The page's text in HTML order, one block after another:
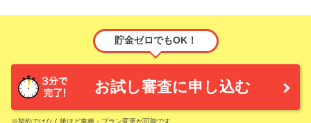
貯金ゼロでもOK！
お試し審査に申し込む
※契約ではなく後ほど車種・プラン変更が可能です